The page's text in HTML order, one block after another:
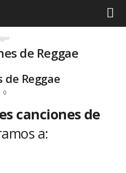
de Reggae
de Reggae
0
canciones de
a: